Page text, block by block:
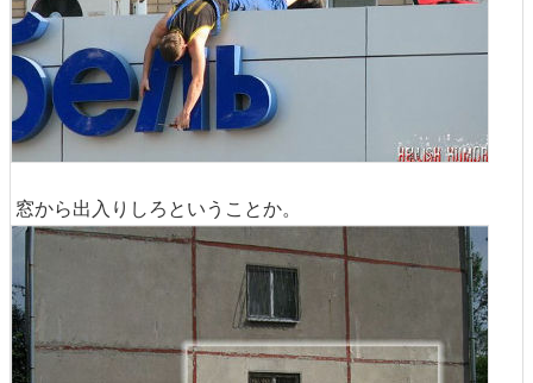
窓から出入りしろということか。